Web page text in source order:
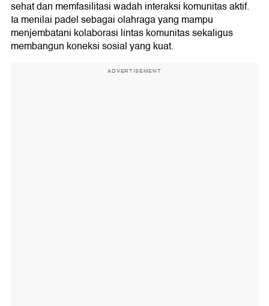
sehat dan memfasilitasi wadah interaksi komunitas aktif.
Ia menilai padel sebagai olahraga yang mampu
menjembatani kolaborasi lintas komunitas sekaligus
membangun koneksi sosial yang kuat.
ADVERTISEMENT